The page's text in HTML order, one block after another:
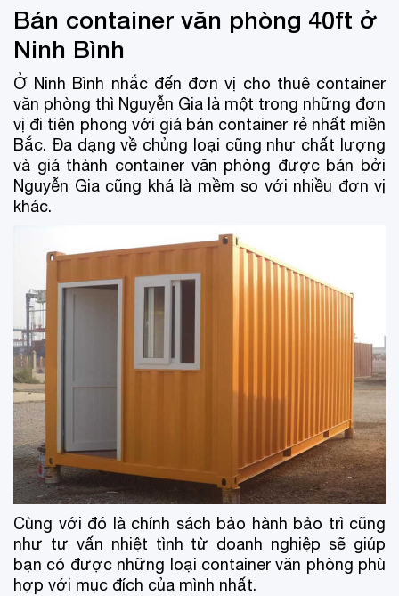
Bán container văn phòng 40ft ở
Ninh Bình
Ở Ninh Bình nhắc đến đơn vị cho thuê container
văn phòng thì Nguyễn Gia là một trong những đơn
vị đi tiên phong với giá bán container rẻ nhất miền
Bắc. Đa dạng về chủng loại cũng như chất lượng
và giá thành container văn phòng được bán bởi
Nguyễn Gia cũng khá là mềm so với nhiều đơn vị
khác.
Cùng với đó là chính sách bảo hành bảo trì cũng
như tư vấn nhiệt tình từ doanh nghiệp sẽ giúp
bạn có được những loại container văn phòng phù
hợp với mục đích của mình nhất.